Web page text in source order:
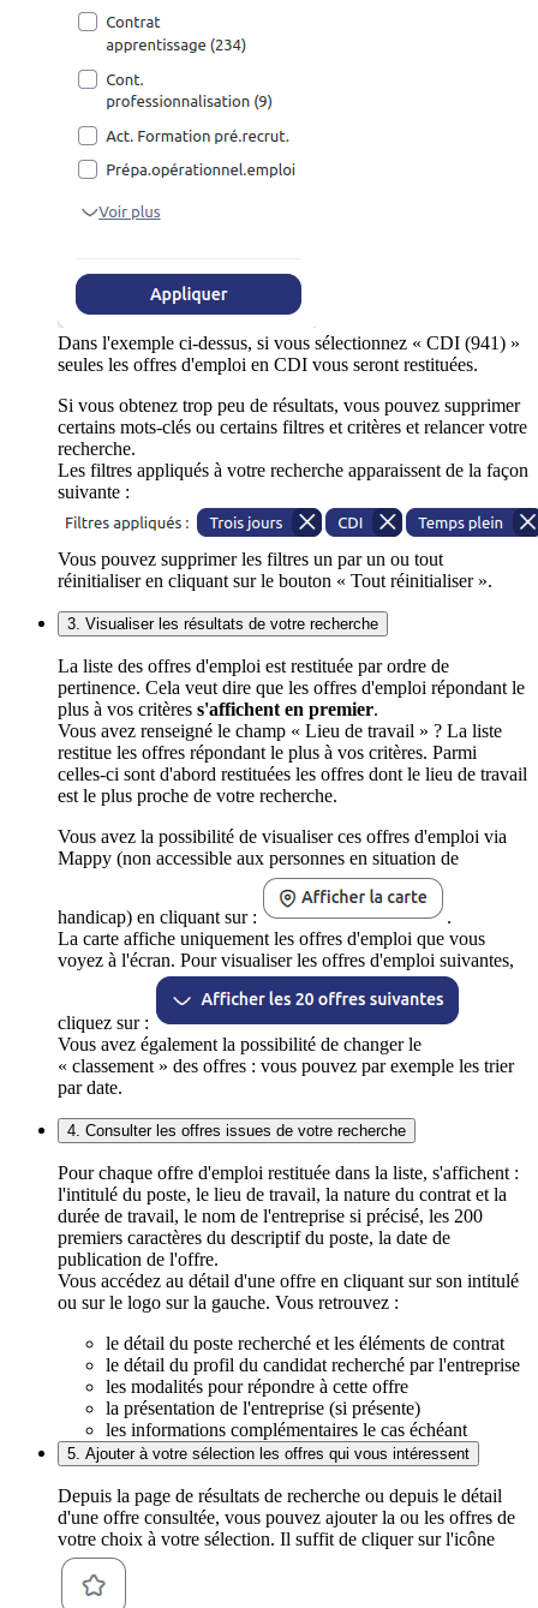
Dans l'exemple ci-dessus, si vous sélectionnez « CDI (941) »
seules les offres d'emploi en CDI vous seront restituées.
Si vous obtenez trop peu de résultats, vous pouvez supprimer
certains mots-clés ou certains filtres et critères et relancer votre
recherche.
Les filtres appliqués à votre recherche apparaissent de la façon
suivante :
Vous pouvez supprimer les filtres un par un ou tout
réinitialiser en cliquant sur le bouton « Tout réinitialiser ».
3. Visualiser les résultats de votre recherche
La liste des offres d'emploi est restituée par ordre de
pertinence. Cela veut dire que les offres d'emploi répondant le
plus à vos critères s'affichent en premier.
Vous avez renseigné le champ « Lieu de travail » ? La liste
restitue les offres répondant le plus à vos critères. Parmi
celles-ci sont d'abord restituées les offres dont le lieu de travail
est le plus proche de votre recherche.
Vous avez la possibilité de visualiser ces offres d'emploi via
Mappy (non accessible aux personnes en situation de
handicap) en cliquant sur :
.
La carte affiche uniquement les offres d'emploi que vous
voyez à l'écran. Pour visualiser les offres d'emploi suivantes,
cliquez sur :
Vous avez également la possibilité de changer le
« classement » des offres : vous pouvez par exemple les trier
par date.
4. Consulter les offres issues de votre recherche
Pour chaque offre d'emploi restituée dans la liste, s'affichent :
l'intitulé du poste, le lieu de travail, la nature du contrat et la
durée de travail, le nom de l'entreprise si précisé, les 200
premiers caractères du descriptif du poste, la date de
publication de l'offre.
Vous accédez au détail d'une offre en cliquant sur son intitulé
ou sur le logo sur la gauche. Vous retrouvez :
le détail du poste recherché et les éléments de contrat
le détail du profil du candidat recherché par l'entreprise
les modalités pour répondre à cette offre
la présentation de l'entreprise (si présente)
les informations complémentaires le cas échéant
5. Ajouter à votre sélection les offres qui vous intéressent
Depuis la page de résultats de recherche ou depuis le détail
d'une offre consultée, vous pouvez ajouter la ou les offres de
votre choix à votre sélection. Il suffit de cliquer sur l'icône